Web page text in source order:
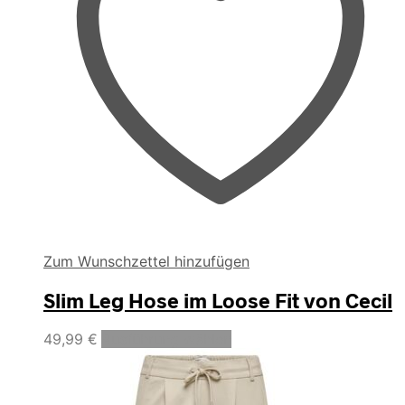
Zum Wunschzettel hinzufügen
Slim Leg Hose im Loose Fit von Cecil
49,99 €
Produkt
weist
mehrere